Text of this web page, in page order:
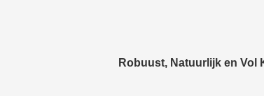
Robuust, Natuurlijk en Vol